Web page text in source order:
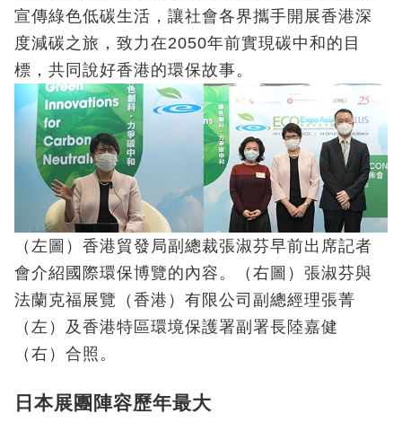
宣傳綠色低碳生活，讓社會各界攜手開展香港深
度減碳之旅，致力在2050年前實現碳中和的目
標，共同說好香港的環保故事。
（左圖）香港貿發局副總裁張淑芬早前出席記者
會介紹國際環保博覽的內容。（右圖）張淑芬與
法蘭克福展覽（香港）有限公司副總經理張菁
（左）及香港特區環境保護署副署長陸嘉健
（右）合照。
日本展團陣容歷年最大